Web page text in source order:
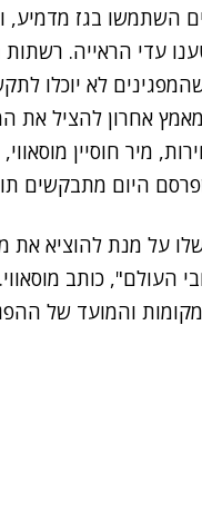
השתמשו בגז
עדי הראייה.
לא יוכלו
אחרון להציל את
מיר חוסיין
היום מתבקשים
על מנת להוציא את
כותב
והמועד של